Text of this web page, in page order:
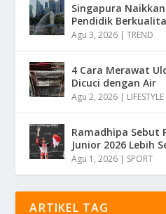
Singapura
Pendidik
Agu 3, 2026 |TREND
4 Cara Merawat
Dicuci dengan Air
Agu 2, 2026 | LIFESTYLE
Ramadhipa Sebut
Junior 2026 Lebih
Agu 1, 2026 | SPORT
ARTIKEL TAG